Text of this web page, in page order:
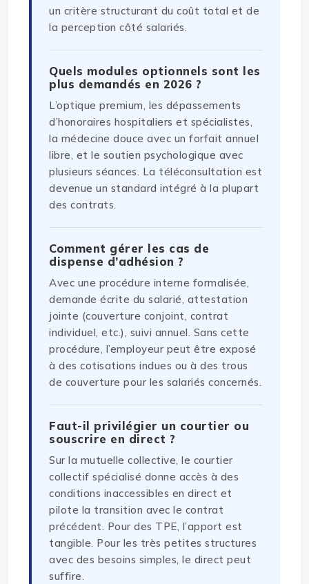
un critère structurant du coût total et de
la perception côté salariés.
Quels modules optionnels sont les
plus demandés en 2026 ?
L’optique premium, les dépassements
d’honoraires hospitaliers et spécialistes,
la médecine douce avec un forfait annuel
libre, et le soutien psychologique avec
plusieurs séances. La téléconsultation est
devenue un standard intégré à la plupart
des contrats.
Comment gérer les cas de
dispense d’adhésion ?
Avec une procédure interne formalisée,
demande écrite du salarié, attestation
jointe (couverture conjoint, contrat
individuel, etc.), suivi annuel. Sans cette
procédure, l’employeur peut être exposé
à des cotisations indues ou à des trous
de couverture pour les salariés concernés.
Faut-il privilégier un courtier ou
souscrire en direct ?
Sur la mutuelle collective, le courtier
collectif spécialisé donne accès à des
conditions inaccessibles en direct et
pilote la transition avec le contrat
précédent. Pour des TPE, l’apport est
tangible. Pour les très petites structures
avec des besoins simples, le direct peut
suffire.